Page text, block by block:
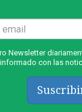
Newsletter
con las